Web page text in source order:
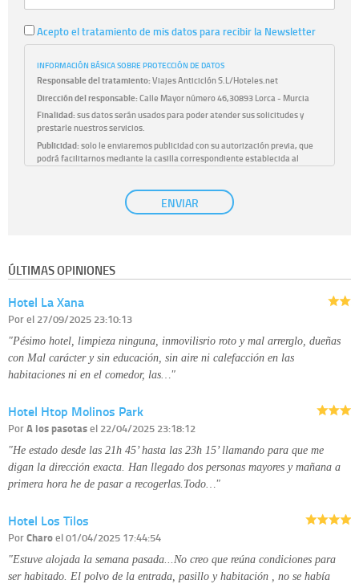
Acepto el tratamiento de mis datos para recibir la Newsletter
INFORMACIÓN BÁSICA SOBRE PROTECCIÓN DE DATOS
Responsable del tratamiento:Viajes Anticiclón S.L/Hoteles.net
Dirección del responsable:Calle Mayor número 46,30893 Lorca - Murcia
Finalidad:sus datos serán usados para poder atender sus solicitudes y
prestarle nuestros servicios.
Publicidad:solo le enviaremos publicidad con su autorización previa, que
podrá facilitarnos mediante la casilla correspondiente establecida al
únicamente trataremos sus datos con su consentimiento
previo, que podrá facilitarnos mediante la casilla correspondiente
Derechos:tiene derecho a saber qué información tenemos sobre usted,
disponible en nuestra página web.
Información complementaria:
ENVIAR
ÚLTIMAS OPINIONES
Hotel La Xana
Porel 27/09/2025 23:10:13
"Pésimo hotel, limpieza ninguna, inmovilisrio roto y mal arrerglo, dueñas
con Mal carácter y sin educación, sin aire ni calefacción en las
habitaciones ni en el comedor, las…"
Hotel Htop Molinos Park
PorA los pasotasel 22/04/2025 23:18:12
"He estado desde las 21h 45’ hasta las 23h 15’ llamando para que me
digan la dirección exacta. Han llegado dos personas mayores y mañana a
primera hora he de pasar a recogerlas.Todo…"
Hotel Los Tilos
PorCharoel 01/04/2025 17:44:54
"Estuve alojada la semana pasada...No creo que reúna condiciones para
ser habitado. El polvo de la entrada, pasillo y habitación , no se había